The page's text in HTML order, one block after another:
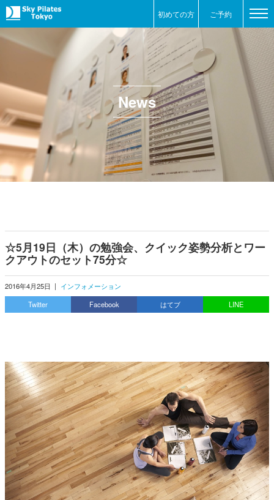
初めての方 ご予約
News
☆5月19日（木）の勉強会、クイック姿勢分析とワー
クアウトのセット75分☆
2016年4月25日 | インフォメーション
Twitter
Facebook はてブ LINE